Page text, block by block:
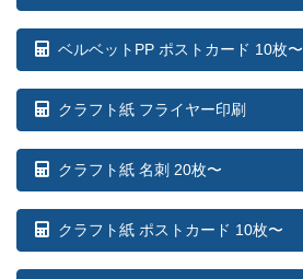
ベルベットPP ポストカード 10枚〜
クラフト紙 フライヤー印刷
クラフト紙 名刺 20枚〜
クラフト紙 ポストカード 10枚〜